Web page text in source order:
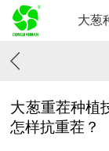
大葱
大葱重茬种植
怎样抗重茬？